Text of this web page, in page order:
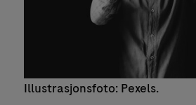
Illustrasjonsfoto: Pexels.